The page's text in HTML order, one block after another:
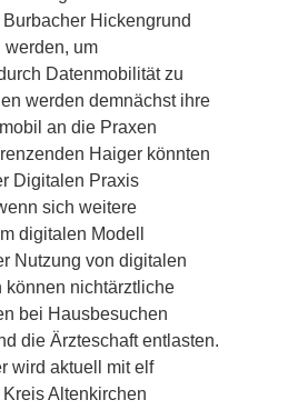
Hickengrund
werden, um
Datenmobilität zu
werden demnächst ihre
an die Praxen
Haiger könnten
Digitalen Praxis
sich weitere
digitalen Modell
Nutzung von digitalen
können nichtärztliche
bei Hausbesuchen
die Ärzteschaft entlasten.
wird aktuell mit elf
Altenkirchen